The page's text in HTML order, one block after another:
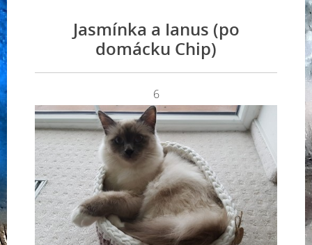
Jasmínka a Ianus (po
domácku Chip)
6